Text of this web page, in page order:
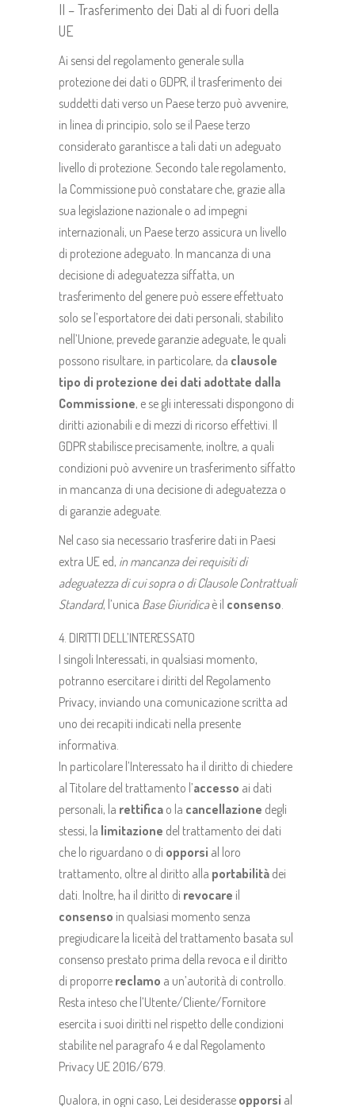
II – Trasferimento dei Dati al di fuori della
UE
Ai sensi del regolamento generale sulla
protezione dei dati o GDPR, il trasferimento dei
suddetti dati verso un Paese terzo può avvenire,
in linea di principio, solo se il Paese terzo
considerato garantisce a tali dati un adeguato
livello di protezione. Secondo tale regolamento,
la Commissione può constatare che, grazie alla
sua legislazione nazionale o ad impegni
internazionali, un Paese terzo assicura un livello
di protezione adeguato. In mancanza di una
decisione di adeguatezza siffatta, un
trasferimento del genere può essere effettuato
solo se l’esportatore dei dati personali, stabilito
nell’Unione, prevede garanzie adeguate, le quali
possono risultare, in particolare, da clausole
tipo di protezione dei dati adottate dalla
Commissione, e se gli interessati dispongono di
diritti azionabili e di mezzi di ricorso effettivi. Il
GDPR stabilisce precisamente, inoltre, a quali
condizioni può avvenire un trasferimento siffatto
in mancanza di una decisione di adeguatezza o
di garanzie adeguate.
Nel caso sia necessario trasferire dati in Paesi
extra UE ed, in mancanza dei requisiti di
adeguatezza di cui sopra o di Clausole Contrattuali
Standard, l’unica Base Giuridicaè il consenso.
DIRITTI DELL’INTERESSATO
I singoli Interessati, in qualsiasi momento,
potranno esercitare i diritti del Regolamento
Privacy, inviando una comunicazione scritta ad
uno dei recapiti indicati nella presente
informativa.
In particolare l’Interessato ha il diritto di chiedere
al Titolare del trattamento l’accesso ai dati
personali, la rettifica o la cancellazione degli
stessi, la limitazione del trattamento dei dati
che lo riguardano o di opporsi al loro
trattamento, oltre al diritto alla portabilità dei
dati. Inoltre, ha il diritto di revocare il
consenso in qualsiasi momento senza
pregiudicare la liceità del trattamento basata sul
consenso prestato prima della revoca e il diritto
di proporre reclamo a un’autorità di controllo.
Resta inteso che l’Utente/Cliente/Fornitore
esercita i suoi diritti nel rispetto delle condizioni
stabilite nel paragrafo 4 e dal Regolamento
Privacy UE 2016/679.
Qualora, in ogni caso, Lei desiderasse opporsi al